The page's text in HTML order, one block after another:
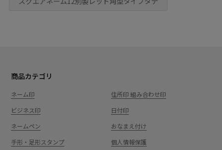
商品カテゴリ
ネーム印
住所印 組み合わせ印
ビジネス印
日付印
ネームペン
おなまえ付け
手形・足形スタンプ
個人情報保護